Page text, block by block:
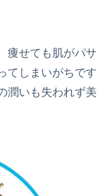
痩せても肌がパサ
てしまいがちです
潤いも失われず美